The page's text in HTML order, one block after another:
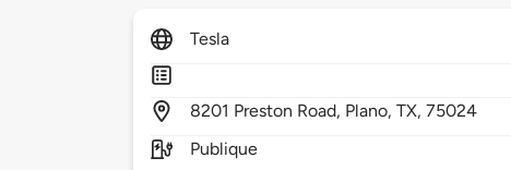
Tesla
8201 Preston Road, Plano,TX,75024
Publique